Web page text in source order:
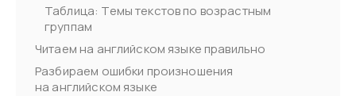
Таблица: Темы текстов по возрастным
группам
Читаем на английском языке правильно
Разбираем ошибки произношения
на английском языке